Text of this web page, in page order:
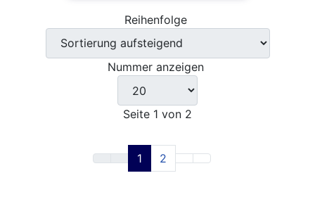
Reihenfolge
Nummer anzeigen
Seite 1 von 2
1 2